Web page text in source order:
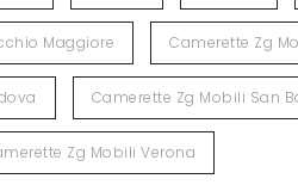
Maggiore Camerette Zg
Camerette Zg Mobili San
Zg Mobili Verona